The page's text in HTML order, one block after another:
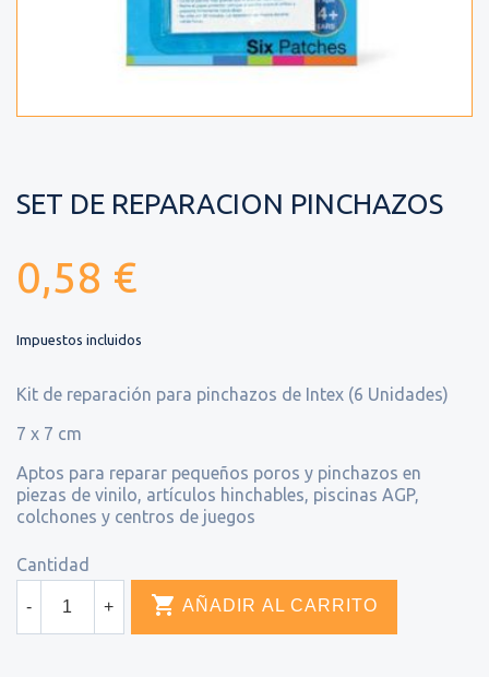
SET DE REPARACION PINCHAZOS
0,58 €
Impuestos incluidos
Kit de reparación para pinchazos de Intex (6 Unidades)
7 x 7 cm
Aptos para reparar pequeños poros y pinchazos en
piezas de vinilo, artículos hinchables, piscinas AGP,
colchones y centros de juegos
Cantidad
- +  AÑADIR AL CARRITO